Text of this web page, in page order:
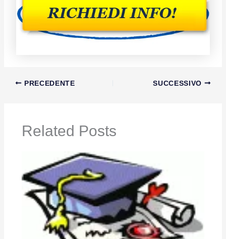
PRECEDENTE SUCCESSIVO
Related Posts